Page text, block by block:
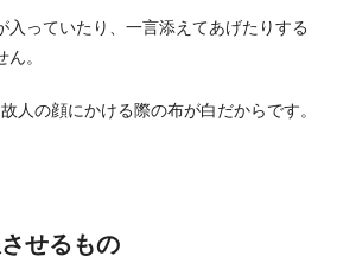
入っていたり、一言添えてあげたりする
。
人の顔にかける際の布が白だからです。
せるもの